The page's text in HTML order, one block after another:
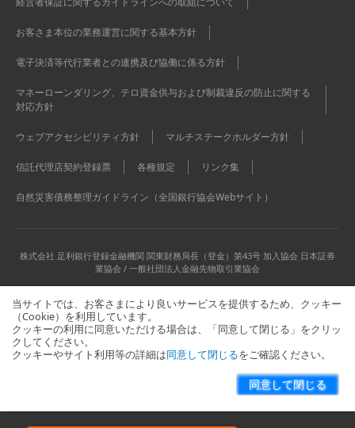
お客さま本位の業務運営に関する基本方針
電子決済等代行業者との連携及び協働に係る方針
マネーローンダリング、テロ資金供与および制裁違反の防止に関する
対応方針
ウェブアクセシビリティ方針 マルチステークホルダー方針
信託代理店契約登録票 各種規定 リンク集
自然災害債務整理ガイドライン（全国銀行協会Webサイト）
株式会社 足利銀行登録金融機関 関東財務局長（登金）第43号 加入協会 日本証券
業協会 / 一般社団法人金融先物取引業協会
Copyright © The Ashikaga Bank, Ltd. All Rights Reserved.
当サイトでは、お客さまにより良いサービスを提供するため、クッキー
（Cookie）を利用しています。
クッキーの利用に同意いただける場合は、「同意して閉じる」をクリッ
クしてください。
クッキーやサイト利用等の詳細は同意して閉じるをご確認ください。
同意して閉じる